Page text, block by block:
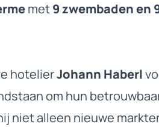
met9 zwembaden en
hotelierJohann Haberl
om hun
niet alleen nieuwe